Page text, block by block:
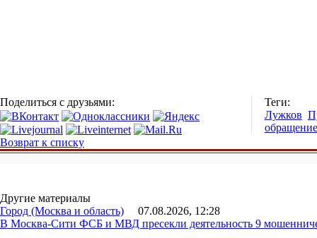
Поделиться с друзьями:
Теги:
Лужков
обращение
Возврат к списку
Другие материалы
Город (Москва и область) 07.08.2026, 12:28
В Москва-Сити ФСБ и МВД пресекли деятельность 9